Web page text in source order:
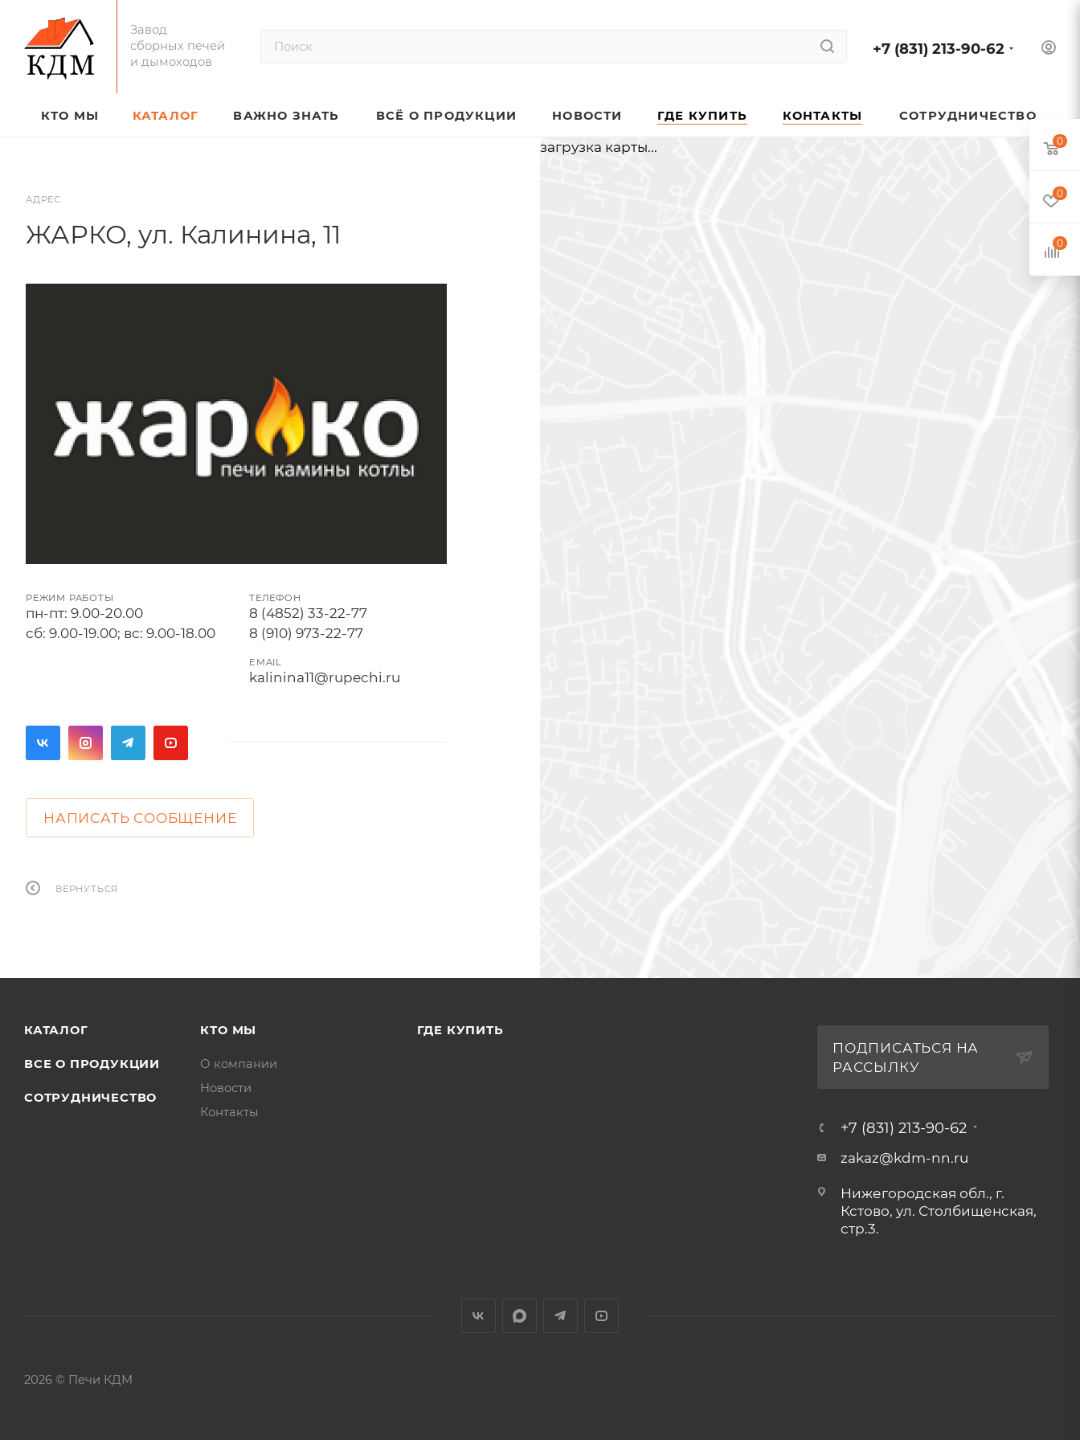
Завод
сборных печей
и дымоходов
+7 (831) 213-90-62
КТО МЫ КАТАЛОГ ВАЖНО ЗНАТЬ ВСЁ О ПРОДУКЦИИ НОВОСТИ ГДЕ КУПИТЬ КОНТАКТЫ СОТРУДНИЧЕСТВО
АДРЕС
ЖАРКО, ул. Калинина, 11
РЕЖИМ РАБОТЫ
пн-пт: 9.00-20.00
сб: 9.00-19.00; вс: 9.00-18.00
ТЕЛЕФОН
8 (4852) 33-22-77
8 (910) 973-22-77
EMAIL
kalinina11@rupechi.ru
НАПИСАТЬ СООБЩЕНИЕ
ВЕРНУТЬСЯ
загрузка карты...
КАТАЛОГ
ВСЕ О ПРОДУКЦИИ
СОТРУДНИЧЕСТВО
КТО МЫ
О компании
Новости
Контакты
ГДЕ КУПИТЬ
ПОДПИСАТЬСЯ НА
РАССЫЛКУ
+7 (831) 213-90-62
zakaz@kdm-nn.ru
Нижегородская обл., г.
Кстово, ул. Столбищенская,
стр.3.
2026 © Печи КДМ
0
0
0